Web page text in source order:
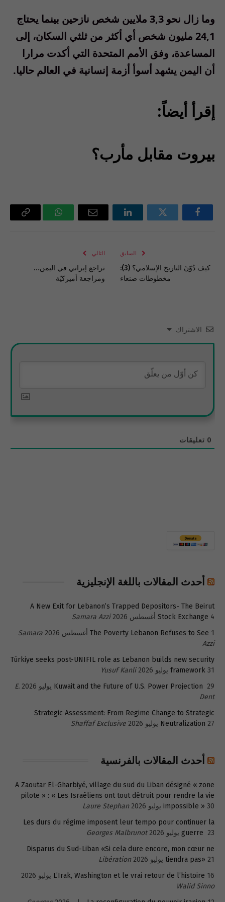
وما زال نحو 3,3 ملايين شخص نازحين بينما يحتاج
24,1 مليون شخص أي أكثر من ثلثي السكان، إلى
المساعدة، وفق الأمم المتحدة التي أكدت مرارا
أن اليمن يشهد أسوأ أزمة إنسانية في العالم حاليا.
إقرأ أيضاً:
بيروت مقابل مأرب؟
فيسبوك تويتر لينكدإن
البريد
واتساب Copy
السابق
كيف دُوّنَ التاريخ الإسلامي؟ (3):
مخطوطات صنعاء
التالي
تراجع إيراني في اليمن…
ومراجعة أميركيّة
الاشتراك
0 تعليقات
أحدث المقالات باللغة الإنجليزية
A New Exit for Lebanon’s Trapped Depositors- The Beirut
Stock Exchange 4 أغسطس 2026
Samara Azzi
The Poverty Lebanon Refuses to See 1 أغسطس 2026
Samara
Azzi
Türkiye seeks post-UNIFIL role as Lebanon builds new security
framework 31 يوليو 2026
Yusuf Kanli
Kuwait and the Future of U.S. Power Projection 29 يوليو 2026
E.
Dent
Strategic Assessment: From Regime Change to Strategic
Neutralization 27 يوليو 2026 Shaffaf Exclusive
أحدث المقالات بالفرنسية
A Zaoutar El-Gharbiyé, village du sud du Liban désigné « zone
pilote » : « Les Israéliens ont tout détruit pour rendre la vie
impossible » 30 يوليو 2026
Laure Stephan
Les durs du régime imposent leur tempo pour continuer la
guerre 23 يوليو 2026
Georges Malbrunot
Disparus du Sud-Liban «Si cela dure encore, mon cœur ne
tiendra pas» 21 يوليو 2026
Libération
L’Irak, Washington et le vrai retour de l’histoire 16 يوليو 2026
Walid Sinno